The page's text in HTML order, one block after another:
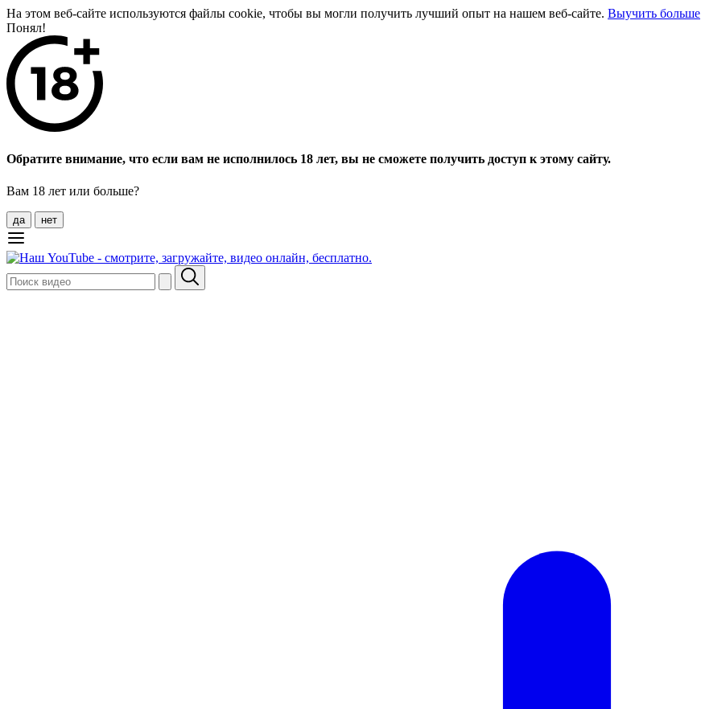
На этом веб-сайте используются файлы cookie, чтобы вы могли получить лучший опыт на нашем веб-сайте. Выучить больше
Понял!
Обратите внимание, что если вам не исполнилось 18 лет, вы не сможете получить доступ к этому сайту.
Вам 18 лет или больше?
да нет